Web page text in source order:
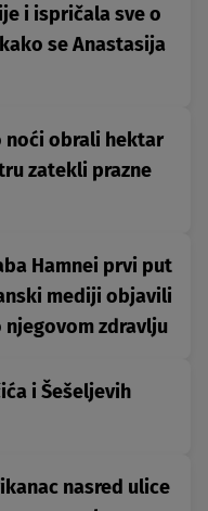
i ispričala sve o
se Anastasija
noći obrali hektar
zatekli prazne
Hamnei prvi put
mediji objavili
njegovom zdravlju
i Šešeljevih
nasred ulice